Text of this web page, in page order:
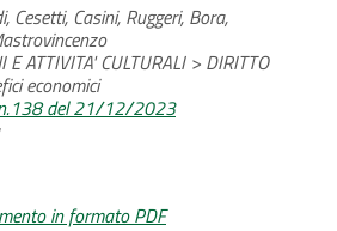
Cesetti, Casini, Ruggeri, Bora,
E ATTIVITA' CULTURALI > DIRITTO
economici
del 21/12/2023
in formato PDF